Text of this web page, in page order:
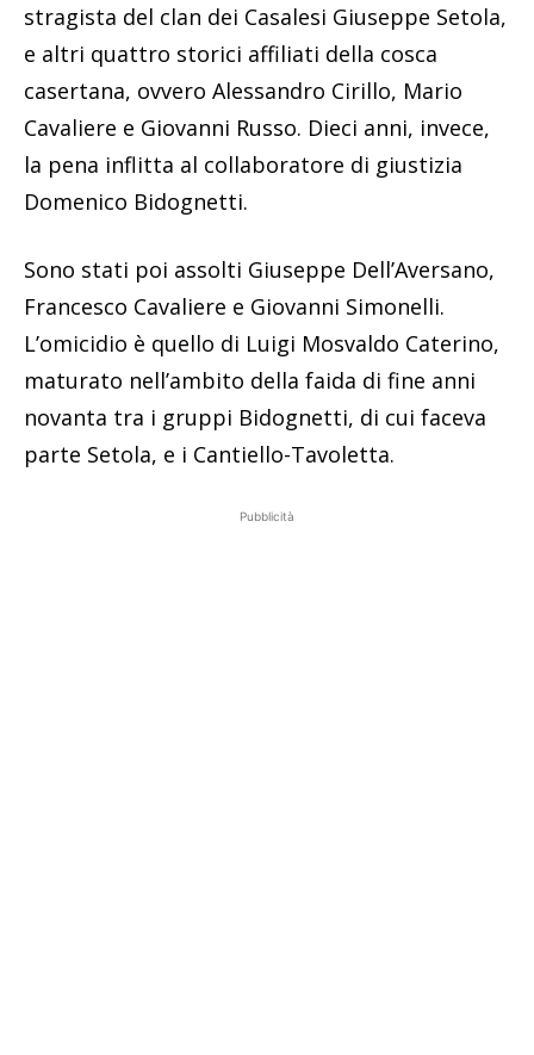
stragista del clan dei Casalesi Giuseppe Setola,
e altri quattro storici affiliati della cosca
casertana, ovvero Alessandro Cirillo, Mario
Cavaliere e Giovanni Russo. Dieci anni, invece,
la pena inflitta al collaboratore di giustizia
Domenico Bidognetti.
Sono stati poi assolti Giuseppe Dell’Aversano,
Francesco Cavaliere e Giovanni Simonelli.
L’omicidio è quello di Luigi Mosvaldo Caterino,
maturato nell’ambito della faida di fine anni
novanta tra i gruppi Bidognetti, di cui faceva
parte Setola, e i Cantiello-Tavoletta.
Pubblicità